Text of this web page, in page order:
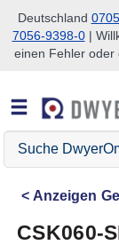
Zum Suchen
Zum Hauptinhalt
Zur Navigation
Deutschland
7056-9398-0|
einen Fehler oder
Suche
DwyerOmega
Anzeigen
CSK060-